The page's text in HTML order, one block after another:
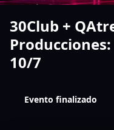
30Club +
Producciones:
10/7
Evento finalizado